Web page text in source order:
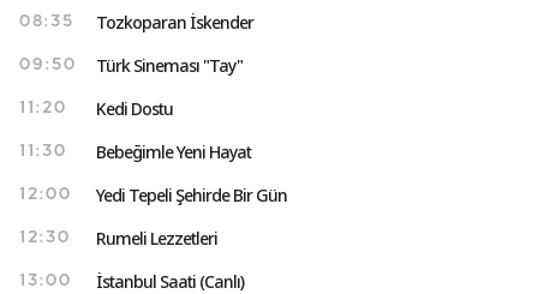
08:35 Tozkoparan İskender
09:50 Türk Sineması "Tay"
11:20 Kedi Dostu
11:30 Bebeğimle Yeni Hayat
12:00 Yedi Tepeli Şehirde Bir Gün
12:30 Rumeli Lezzetleri
13:00 İstanbul Saati (Canlı)